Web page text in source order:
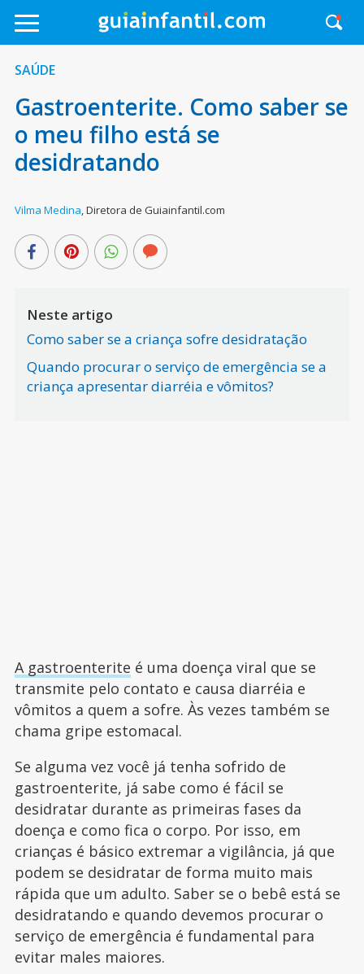
SAÚDE
Gastroenterite. Como saber se
o meu filho está se
desidratando
Vilma Medina,Diretora de Guiainfantil.com
Neste artigo
Como saber se a criança sofre desidratação
Quando procurar o serviço de emergência se a
criança apresentar diarréia e vômitos?
A gastroenterite é uma doença viral que se
transmite pelo contato e causa diarréia e
vômitos a quem a sofre. Às vezes também se
chama gripe estomacal.
Se alguma vez você já tenha sofrido de
gastroenterite, já sabe como é fácil se
desidratar durante as primeiras fases da
doença e como fica o corpo. Por isso, em
crianças é básico extremar a vigilância, já que
podem se desidratar de forma muito mais
rápida que um adulto. Saber se o bebê está se
desidratando e quando devemos procurar o
serviço de emergência é fundamental para
evitar males maiores.